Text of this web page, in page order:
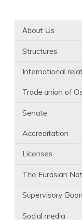
Аbout Us
Structures
International
Trade union of
Senate
Accreditation
Licenses
The Eurasian
Supervisory
Social media